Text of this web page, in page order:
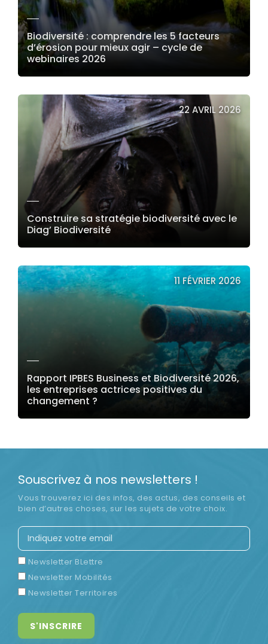
Biodiversité : comprendre les 5 facteurs
d’érosion pour mieux agir – cycle de
webinaires 2026
LIRE LA SUITE
22 AVRIL 2026
Construire sa stratégie biodiversité avec le
Diag’ Biodiversité
LIRE LA SUITE
11 FÉVRIER 2026
Rapport IPBES Business et Biodiversité 2026,
les entreprises actrices positives du
changement ?
Souscrivez à nos newsletters !
Vous trouverez ici des infos, des actus, des conseils et
bien d’autres choses, sur les sujets de votre choix.
Newsletter BLettre
Newsletter Mobilités
Newsletter Territoires